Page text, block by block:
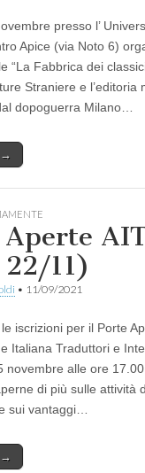
presso l’
Apice (via Noto 6)
“La Fabbrica dei
Straniere e l’editoria
dopoguerra Milano…
→
Aperte
11)
• 11/09/2021
iscrizioni per il Porte
Italiana Traduttori e
novembre alle ore
di più sulle attività
sui vantaggi…
→